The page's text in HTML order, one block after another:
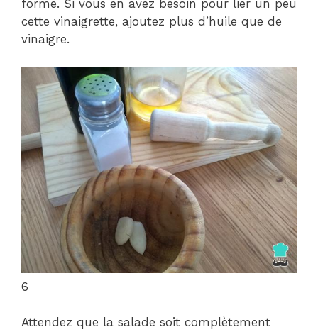
forme. Si vous en avez besoin pour lier un peu
cette vinaigrette, ajoutez plus d’huile que de
vinaigre.
6
Attendez que la salade soit complètement